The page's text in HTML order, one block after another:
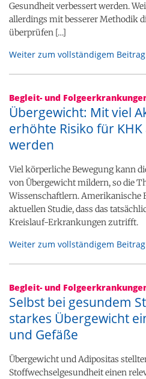
Gesundheit verbessert werden.
allerdings mit besserer Methodik
überprüfen […]
Weiter zum vollständigem
Begleit- und
Übergewicht: Mit viel
erhöhte Risiko für
werden
Viel körperliche Bewegung kann
von Übergewicht mildern, so die
Wissenschaftlern. Amerikanische
aktuellen Studie, dass das
Kreislauf-Erkrankungen zutrifft.
Weiter zum vollständigem
Begleit- und
Selbst bei gesundem
starkes Übergewicht
und Gefäße
Übergewicht und Adipositas
Stoffwechselgesundheit einen